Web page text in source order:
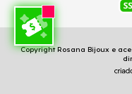
Copyright Rosana Bijoux e